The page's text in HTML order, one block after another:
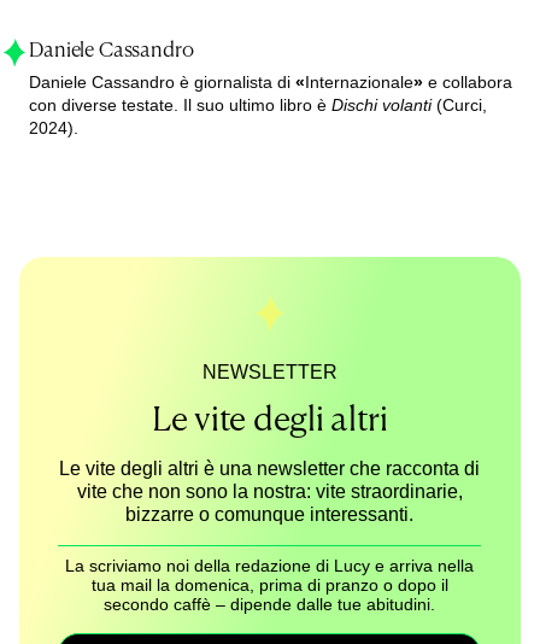
Daniele Cassandro
Daniele Cassandro è giornalista di«Internazionale» e collabora
con diverse testate. Il suo ultimo libro èDischi volanti(Curci,
2024).
NEWSLETTER
Le vite degli altri
Le vite degli altri è una newsletter che racconta di
vite che non sono la nostra: vite straordinarie,
bizzarre o comunque interessanti.
La scriviamo noi della redazione di Lucy e arriva nella
tua mail la domenica, prima di pranzo o dopo il
secondo caffè – dipende dalle tue abitudini.